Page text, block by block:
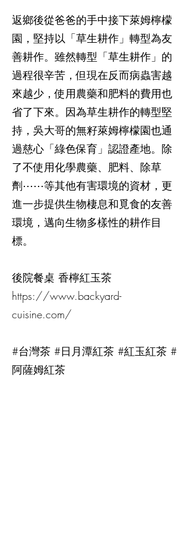
返鄉後從爸爸的手中接下萊姆檸檬
園，堅持以「草生耕作」轉型為友
善耕作。雖然轉型「草生耕作」的
過程很辛苦，但現在反而病蟲害越
來越少，使用農藥和肥料的費用也
省了下來。因為草生耕作的轉型堅
持，吳大哥的無籽萊姆檸檬園也通
過慈心「綠色保育」認證產地。除
了不使用化學農藥、肥料、除草
劑⋯⋯等其他有害環境的資材，更
進一步提供生物棲息和覓食的友善
環境，邁向生物多樣性的耕作目
標。
後院餐桌 香檸紅玉茶
https://www.backyard-
cuisine.com/
#台灣茶 #日月潭紅茶 #紅玉紅茶 #
阿薩姆紅茶